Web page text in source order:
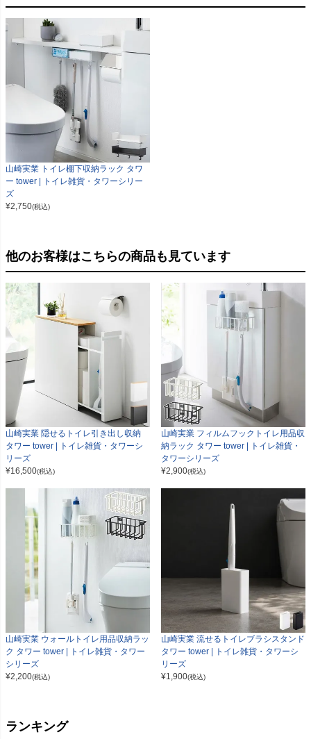
山崎実業 トイレ棚下収納ラック タワ
ー tower | トイレ雑貨・タワーシリー
ズ
¥2,750(税込)
他のお客様はこちらの商品も見ています
山崎実業 隠せるトイレ引き出し収納
タワー tower | トイレ雑貨・タワーシ
リーズ
¥16,500(税込)
山崎実業 フィルムフックトイレ用品収
納ラック タワー tower | トイレ雑貨・
タワーシリーズ
¥2,900(税込)
山崎実業 ウォールトイレ用品収納ラッ
ク タワー tower | トイレ雑貨・タワー
シリーズ
¥2,200(税込)
山崎実業 流せるトイレブラシスタンド
タワー tower | トイレ雑貨・タワーシ
リーズ
¥1,900(税込)
ランキング